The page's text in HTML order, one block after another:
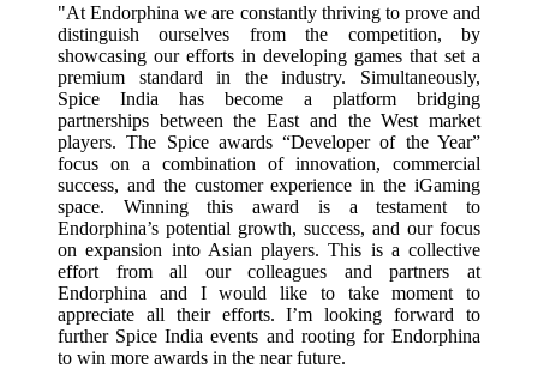
"At Endorphina we are constantly thriving to prove and
distinguish ourselves from the competition, by
showcasing our efforts in developing games that set a
premium standard in the industry. Simultaneously,
Spice India has become a platform bridging
partnerships between the East and the West market
players. The Spice awards “Developer of the Year”
focus on a combination of innovation, commercial
success, and the customer experience in the iGaming
space. Winning this award is a testament to
Endorphina’s potential growth, success, and our focus
on expansion into Asian players. This is a collective
effort from all our colleagues and partners at
Endorphina and I would like to take moment to
appreciate all their efforts. I’m looking forward to
further Spice India events and rooting for Endorphina
to win more awards in the near future.